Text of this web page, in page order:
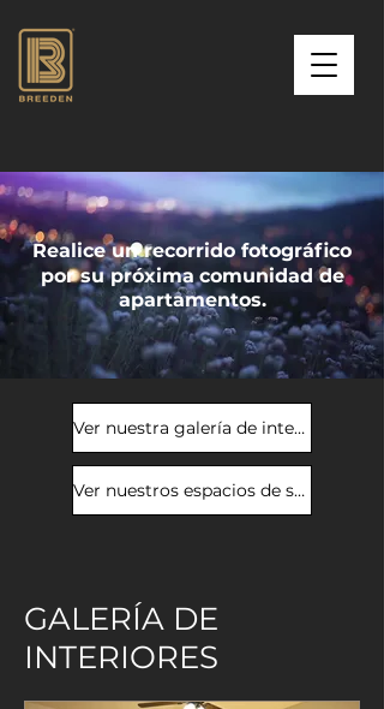
Realice un recorrido fotográfico
por su próxima comunidad de
apartamentos.
Ver nuestra galería de interiores
Ver nuestros espacios de servicios
GALERÍA DE
INTERIORES